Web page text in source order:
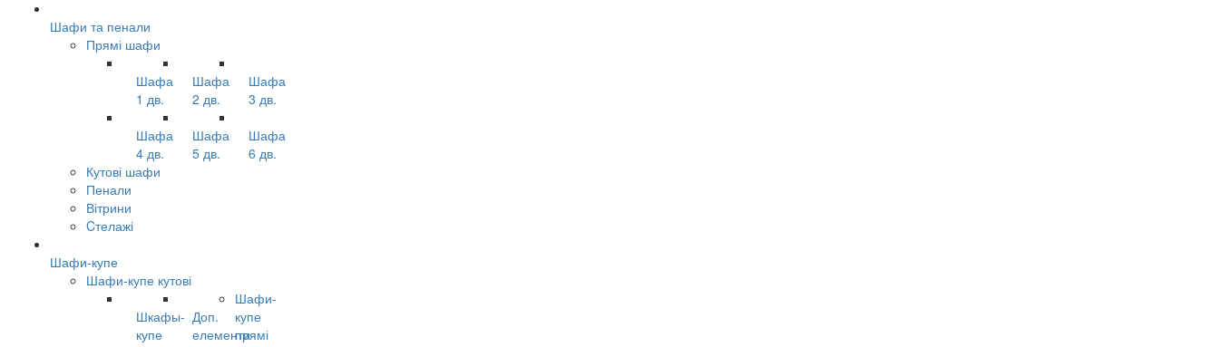
Шафи та пенали
Прямі шафи
Шафа
1 дв.
Шафа
2 дв.
Шафа
3 дв.
Шафа
4 дв.
Шафа
5 дв.
Шафа
6 дв.
Кутові шафи
Пенали
Вітрини
Cтелажі
Шафи-купе
Шафи-купе кутові
Шкафы-
купе
Доп.
елементи
Шафи-
купе
прямі